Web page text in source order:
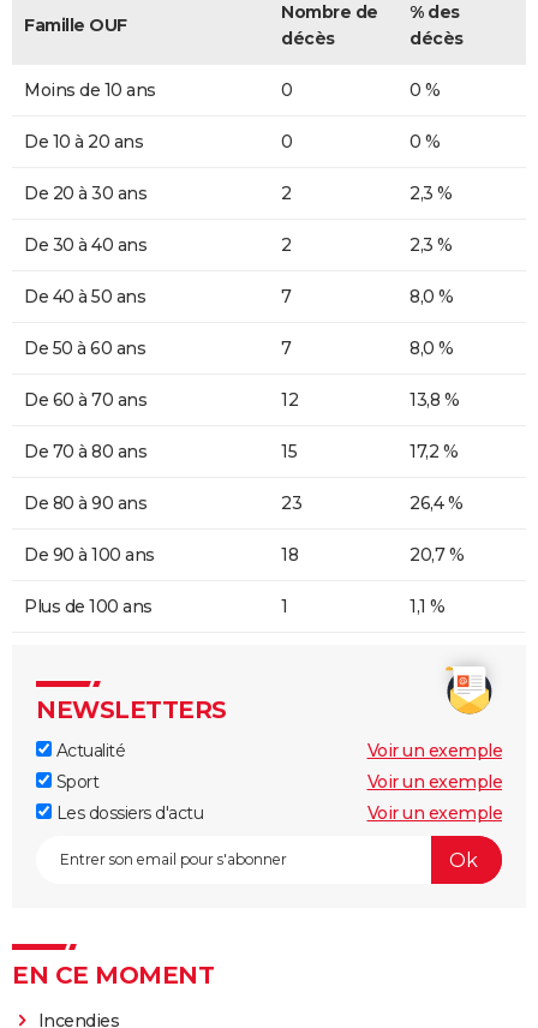
Famille OUF
Nombre de
décès
% des
décès
Moins de 10 ans 0 0 %
De 10 à 20 ans 0 0 %
De 20 à 30 ans 2 2,3 %
De 30 à 40 ans 2 2,3 %
De 40 à 50 ans 7 8,0 %
De 50 à 60 ans 7 8,0 %
De 60 à 70 ans 12 13,8 %
De 70 à 80 ans 15 17,2 %
De 80 à 90 ans 23 26,4 %
De 90 à 100 ans 18 20,7 %
Plus de 100 ans 1 1,1 %
NEWSLETTERS
Actualité
Voir un exemple
Sport
Voir un exemple
Les dossiers d'actu
Voir un exemple
EN CE MOMENT
Incendies